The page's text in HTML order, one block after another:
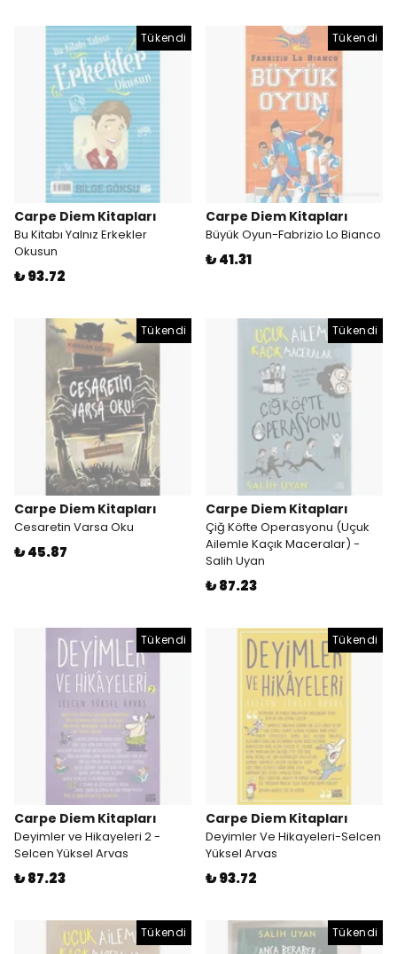
Tükendi
Carpe Diem Kitapları
Bu Kitabı Yalnız Erkekler
Okusun
₺ 93.72
Tükendi
Carpe Diem Kitapları
Büyük Oyun-Fabrizio Lo Bianco
₺ 41.31
Tükendi
Carpe Diem Kitapları
Cesaretin Varsa Oku
₺ 45.87
Tükendi
Carpe Diem Kitapları
Çiğ Köfte Operasyonu (Uçuk
Ailemle Kaçık Maceralar) -
Salih Uyan
₺ 87.23
Tükendi
Carpe Diem Kitapları
Deyimler ve Hikayeleri 2 -
Selcen Yüksel Arvas
₺ 87.23
Tükendi
Carpe Diem Kitapları
Deyimler Ve Hikayeleri-Selcen
Yüksel Arvas
₺ 93.72
Tükendi Tükendi